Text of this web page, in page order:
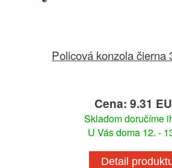
Policová konzola čierna
Cena: 9.31
Skladom doručíme
U Vás doma 12. -
Detail